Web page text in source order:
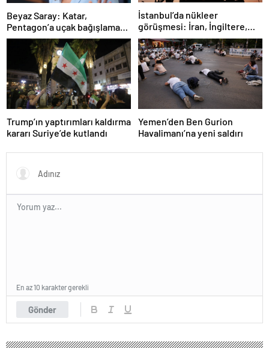
Beyaz Saray: Katar,
Pentagon’a uçak bağışlamayı
teklif etti
İstanbul’da nükleer
görüşmesi: İran, İngiltere,
Fransa ve Almanya buluşacak
Trump’ın yaptırımları kaldırma
kararı Suriye’de kutlandı
Yemen’den Ben Gurion
Havalimanı’na yeni saldırı
Gönder
En az 10 karakter gerekli